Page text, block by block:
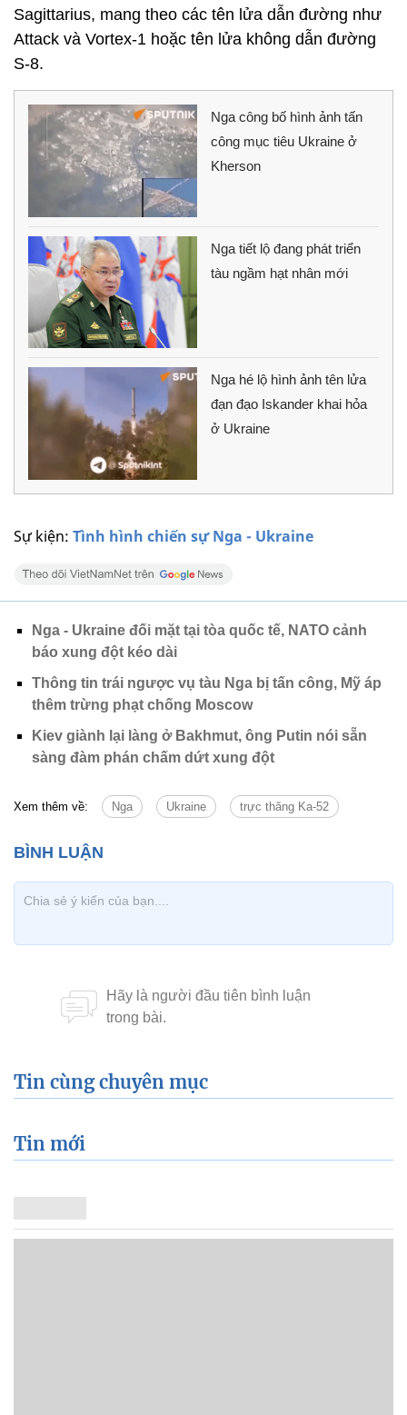
Sự kiện: Tình hình chiến sự Nga - Ukraine
Sagittarius, mang theo các tên lửa dẫn đường như
Attack và Vortex-1 hoặc tên lửa không dẫn đường
S-8.
Nga công bố hình ảnh tấn
công mục tiêu Ukraine ở
Kherson
Nga tiết lộ đang phát triển
tàu ngầm hạt nhân mới
Nga hé lộ hình ảnh tên lửa
đạn đạo Iskander khai hỏa
ở Ukraine
Nga - Ukraine đối mặt tại tòa quốc tế, NATO cảnh
báo xung đột kéo dài
Thông tin trái ngược vụ tàu Nga bị tấn công, Mỹ áp
thêm trừng phạt chống Moscow
Kiev giành lại làng ở Bakhmut, ông Putin nói sẵn
sàng đàm phán chấm dứt xung đột
Xem thêm về: Nga Ukraine trực thăng Ka-52
Tin cùng chuyên mục
Tin mới